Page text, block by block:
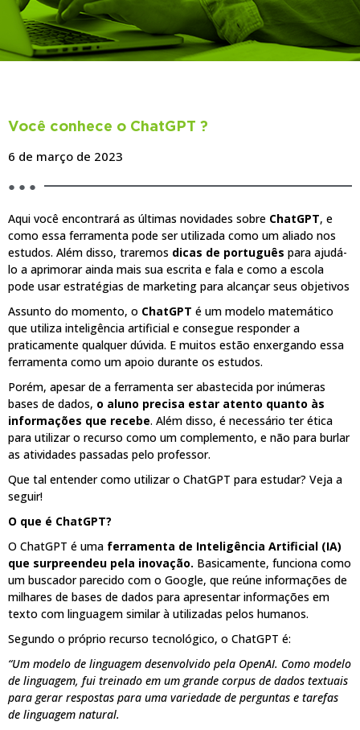
Você conhece o ChatGPT ?
6 de março de 2023
● ● ●
Aqui você encontrará as últimas novidades sobre ChatGPT, e
como essa ferramenta pode ser utilizada como um aliado nos
estudos. Além disso, traremos dicas de português para ajudá-
lo a aprimorar ainda mais sua escrita e fala e como a escola
pode usar estratégias de marketing para alcançar seus objetivos
Assunto do momento, o ChatGPT é um modelo matemático
que utiliza inteligência artificial e consegue responder a
praticamente qualquer dúvida. E muitos estão enxergando essa
ferramenta como um apoio durante os estudos.
Porém, apesar de a ferramenta ser abastecida por inúmeras
bases de dados, o aluno precisa estar atento quanto às
informações que recebe. Além disso, é necessário ter ética
para utilizar o recurso como um complemento, e não para burlar
as atividades passadas pelo professor.
Que tal entender como utilizar o ChatGPT para estudar? Veja a
seguir!
O que é ChatGPT?
O ChatGPT é uma ferramenta de Inteligência Artificial (IA)
que surpreendeu pela inovação. Basicamente, funciona como
um buscador parecido com o Google, que reúne informações de
milhares de bases de dados para apresentar informações em
texto com linguagem similar à utilizadas pelos humanos.
Segundo o próprio recurso tecnológico, o ChatGPT é:
“Um modelo de linguagem desenvolvido pela OpenAI. Como modelo
de linguagem, fui treinado em um grande corpus de dados textuais
para gerar respostas para uma variedade de perguntas e tarefas
de linguagem natural.